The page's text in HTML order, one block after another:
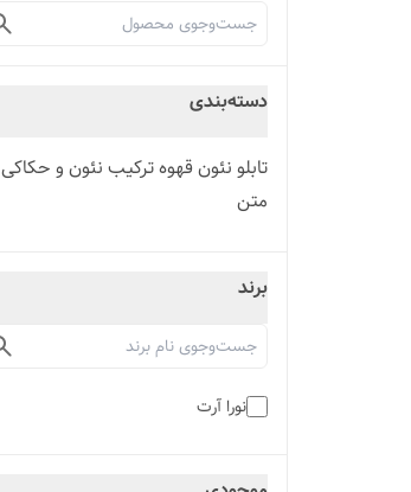
دسته‌بندی
تابلو نئون قهوه ترکیب نئون و حکاکی
متن
برند
نورا آرت